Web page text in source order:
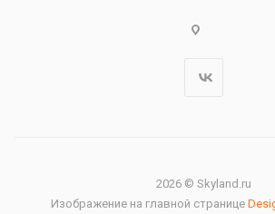
2026 © Skyland.ru
Изображение на главной странице